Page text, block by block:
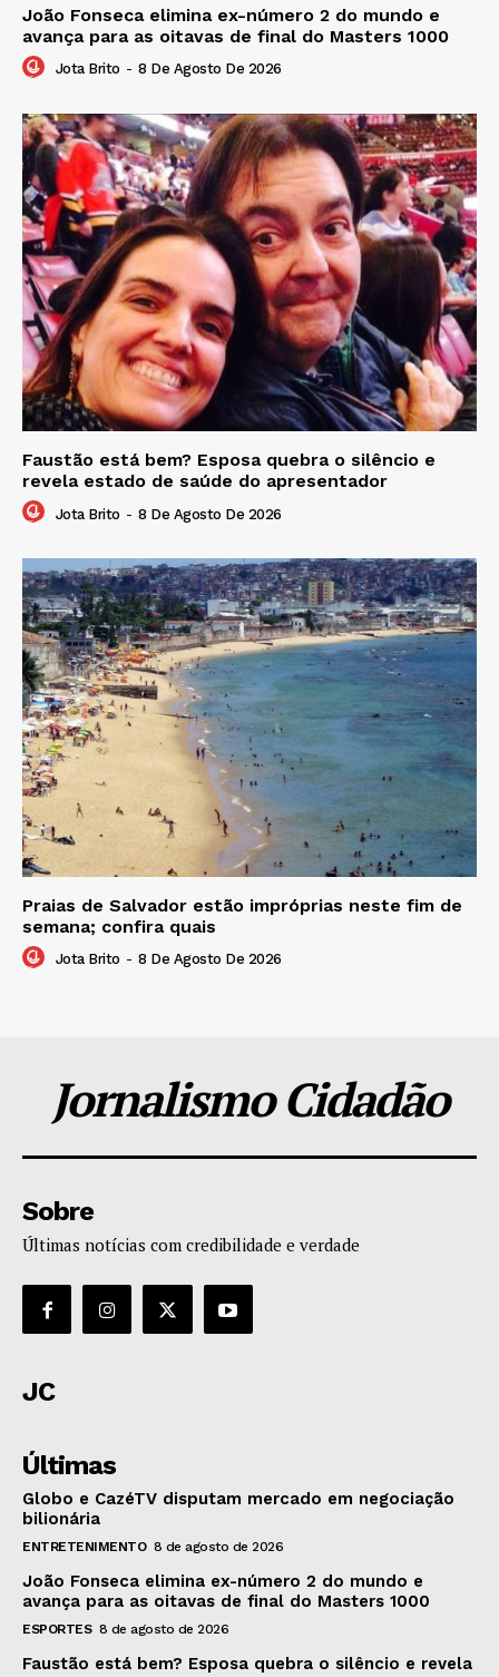
João Fonseca elimina ex-número 2 do mundo e
avança para as oitavas de final do Masters 1000
Jota Brito - 8 De Agosto De 2026
Faustão está bem? Esposa quebra o silêncio e
revela estado de saúde do apresentador
Jota Brito - 8 De Agosto De 2026
Praias de Salvador estão impróprias neste fim de
semana; confira quais
Jota Brito - 8 De Agosto De 2026
Jornalismo Cidadão
Sobre
Últimas notícias com credibilidade e verdade
JC
Últimas
Globo e CazéTV disputam mercado em negociação
bilionária
ENTRETENIMENTO 8 de agosto de 2026
João Fonseca elimina ex-número 2 do mundo e
avança para as oitavas de final do Masters 1000
ESPORTES 8 de agosto de 2026
Faustão está bem? Esposa quebra o silêncio e revela